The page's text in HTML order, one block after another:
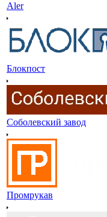
Aler
Блокпост
Соболевский завод
Промрукав